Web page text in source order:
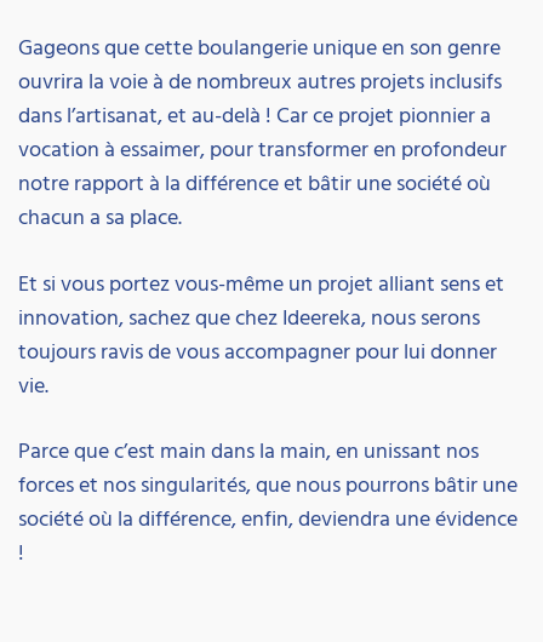
Gageons que cette boulangerie unique en son genre
ouvrira la voie à de nombreux autres projets inclusifs
dans l’artisanat, et au-delà ! Car ce projet pionnier a
vocation à essaimer, pour transformer en profondeur
notre rapport à la différence et bâtir une société où
chacun a sa place.
Et si vous portez vous-même un projet alliant sens et
innovation, sachez que chez Ideereka, nous serons
toujours ravis de vous accompagner pour lui donner
vie.
Parce que c’est main dans la main, en unissant nos
forces et nos singularités, que nous pourrons bâtir une
société où la différence, enfin, deviendra une évidence
!